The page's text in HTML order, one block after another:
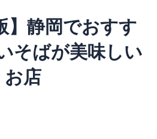
】静岡でおすす
そばが美味しい
お店